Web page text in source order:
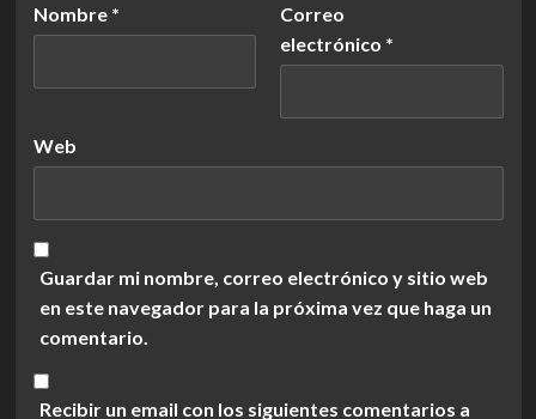
Nombre *
Correo
electrónico *
Web
Guardar mi nombre, correo electrónico y sitio web
en este navegador para la próxima vez que haga un
comentario.
Recibir un email con los siguientes comentarios a